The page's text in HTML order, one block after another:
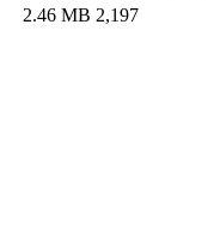
2.46 MB 2,197